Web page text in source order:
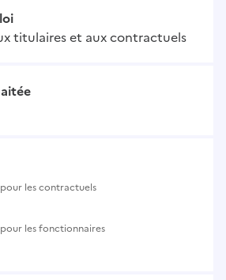
titulaires et aux contractuels
les contractuels
les fonctionnaires